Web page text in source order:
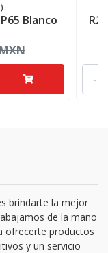
Blanco
-
brindarte la mejor
de la mano
ofrecerte productos
y un servicio